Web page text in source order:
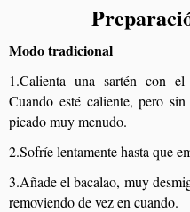
Modo tradicional
1.Calienta una sartén con
Cuando esté caliente, pero
picado muy menudo.
2.Sofríe lentamente hasta que
3.Añade el bacalao, muy
removiendo de vez en cuando.